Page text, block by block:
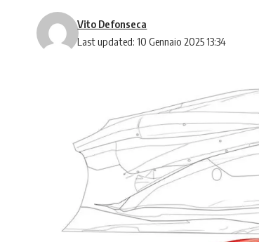
Last updated: 10 Gennaio 2025 13:34
Vito Defonseca